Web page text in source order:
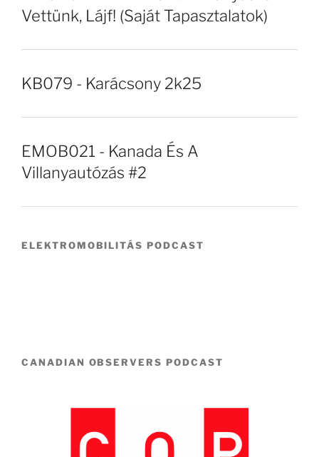
Vettünk, Lájf! (Saját Tapasztalatok)
KB079 - Karácsony 2k25
EMOB021 - Kanada És A
Villanyautózás #2
ELEKTROMOBILITÁS PODCAST
CANADIAN OBSERVERS PODCAST